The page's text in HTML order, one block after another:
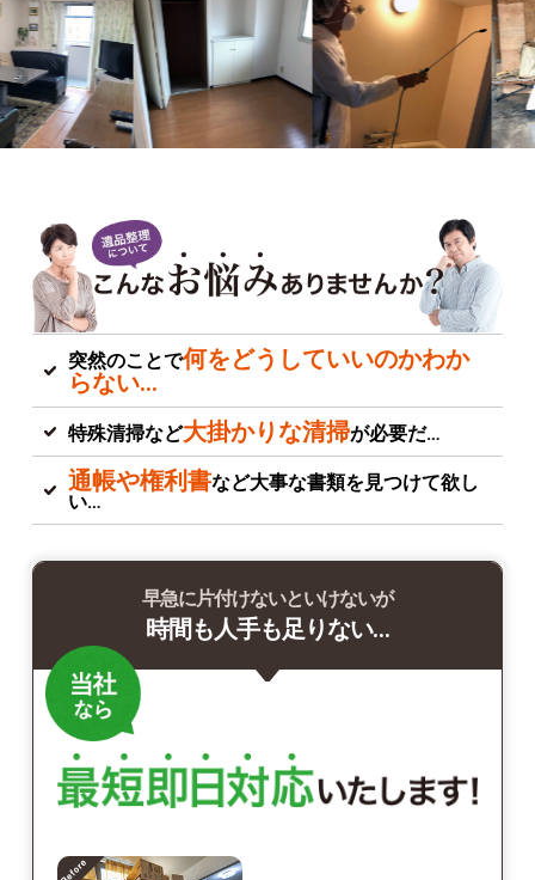
突然のことで何をどうしていいのかわか
らない…
特殊清掃など大掛かりな清掃が必要だ…
通帳や権利書など大事な書類を見つけて欲し
い…
早急に片付けないといけないが
時間も人手も足りない…